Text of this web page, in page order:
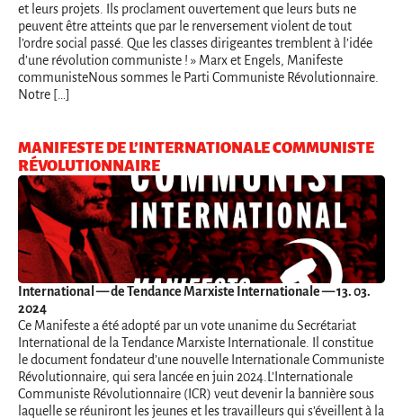
et leurs projets. Ils proclament ouvertement que leurs buts ne
peuvent être atteints que par le renversement violent de tout
l’ordre social passé. Que les classes dirigeantes tremblent à l’idée
d’une révolution communiste ! » Marx et Engels, Manifeste
communisteNous sommes le Parti Communiste Révolutionnaire.
Notre […]
MANIFESTE DE L’INTERNATIONALE COMMUNISTE
RÉVOLUTIONNAIRE
International— de Tendance Marxiste Internationale — 13. 03.
2024
Ce Manifeste a été adopté par un vote unanime du Secrétariat
International de la Tendance Marxiste Internationale. Il constitue
le document fondateur d’une nouvelle Internationale Communiste
Révolutionnaire, qui sera lancée en juin 2024.L’Internationale
Communiste Révolutionnaire (ICR) veut devenir la bannière sous
laquelle se réuniront les jeunes et les travailleurs qui s’éveillent à la